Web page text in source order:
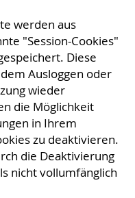
werden aus
"Session-Cookies"
Diese
Ausloggen oder
wieder
die Möglichkeit
in Ihrem
zu deaktivieren.
die Deaktivierung
nicht vollumfänglich